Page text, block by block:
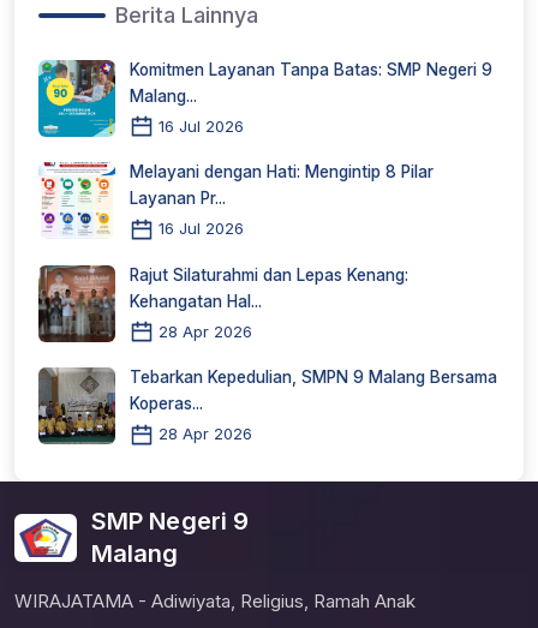
Berita Lainnya
Komitmen Layanan Tanpa Batas: SMP Negeri 9
Malang...
16 Jul 2026
Melayani dengan Hati: Mengintip 8 Pilar
Layanan Pr...
16 Jul 2026
Rajut Silaturahmi dan Lepas Kenang:
Kehangatan Hal...
28 Apr 2026
Tebarkan Kepedulian, SMPN 9 Malang Bersama
Koperas...
28 Apr 2026
SMP Negeri 9
Malang
WIRAJATAMA - Adiwiyata, Religius, Ramah Anak